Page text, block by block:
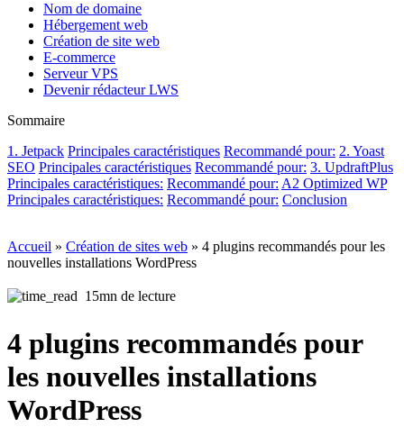
Nom de domaine
Hébergement web
Création de site web
E-commerce
Serveur VPS
Devenir rédacteur LWS
Sommaire
1. Jetpack Principales caractéristiques Recommandé pour: 2. Yoast
SEO Principales caractéristiques Recommandé pour: 3. UpdraftPlus
Principales caractéristiques: Recommandé pour: A2 Optimized WP
Principales caractéristiques: Recommandé pour: Conclusion
Accueil » Création de sites web » 4 plugins recommandés pour les
nouvelles installations WordPress
15mn de lecture
4 plugins recommandés pour
les nouvelles installations
WordPress